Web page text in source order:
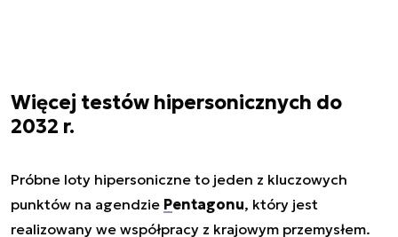
Więcej testów hipersonicznych do
2032 r.
Próbne loty hipersoniczne to jeden z kluczowych
punktów na agendzie Pentagonu, który jest
realizowany we współpracy z krajowym przemysłem.